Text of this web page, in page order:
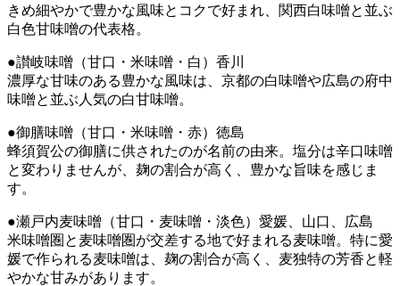
きめ細やかで豊かな風味とコクで好まれ、関西白味噌と並ぶ
白色甘味噌の代表格。
●讃岐味噌（甘口・米味噌・白）香川
濃厚な甘味のある豊かな風味は、京都の白味噌や広島の府中
味噌と並ぶ人気の白甘味噌。
●御膳味噌（甘口・米味噌・赤）徳島
蜂須賀公の御膳に供されたのが名前の由来。塩分は辛口味噌
と変わりませんが、麹の割合が高く、豊かな旨味を感じま
す。
●瀬戸内麦味噌（甘口・麦味噌・淡色）愛媛、山口、広島
米味噌圏と麦味噌圏が交差する地で好まれる麦味噌。特に愛
媛で作られる麦味噌は、麹の割合が高く、麦独特の芳香と軽
やかな甘みがあります。